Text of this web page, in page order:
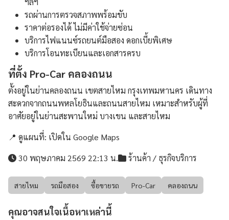
รถผ่านการตรวจสภาพพร้อมขับ
ราคาต่อรองได้ ไม่มีค่าใช้จ่ายซ่อน
บริการไฟแนนซ์รถยนต์มือสอง ดอกเบี้ยพิเศษ
บริการโอนทะเบียนและเอกสารครบ
ที่ตั้ง Pro-Car คลองถนน
ตั้งอยู่ในย่านคลองถนน เขตสายไหม กรุงเทพมหานคร เดินทาง
สะดวกจากถนนพหลโยธินและถนนสายไหม เหมาะสำหรับผู้ที่
อาศัยอยู่ในย่านสะพานใหม่ บางเขน และสายไหม
📍 ดูแผนที่: เปิดใน Google Maps
30 พฤษภาคม 2569 22:13 น.
ร้านค้า / ธุรกิจบริการ
สายไหม รถมือสอง ซื้อขายรถ Pro-Car คลองถนน
คุณอาจสนใจเนื้อหาเหล่านี้